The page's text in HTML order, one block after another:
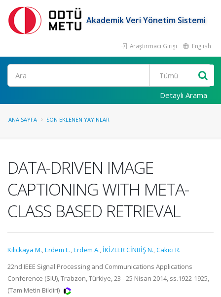
Akademik Veri Yönetim Sistemi
Araştırmacı Girişi English
Ara
Detaylı Arama
ANA SAYFA SON EKLENEN YAYINLAR
DATA-DRIVEN IMAGE
CAPTIONING WITH META-
CLASS BASED RETRIEVAL
Kilickaya M.,Erdem E.,Erdem A., İKİZLER CİNBİŞ N.,Cakici R.
22nd IEEE Signal Processing and Communications Applications
Conference (SIU), Trabzon, Türkiye, 23 - 25 Nisan 2014, ss.1922-1925,
(Tam Metin Bildiri)